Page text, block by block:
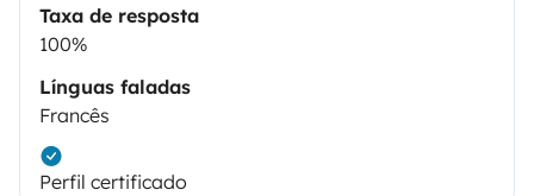
Taxa de resposta
100%
Línguas faladas
Francês
Perfil certificado